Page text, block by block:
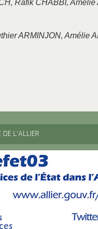
Rafik CHABBI, Amélie
ARMINJON, Amélie
DE L’ALLIER